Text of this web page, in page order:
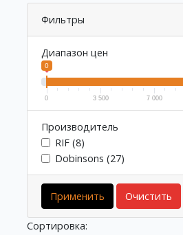
Фильтры
Диапазон цен
0
0 3 500 7 000
Производитель
RIF (8)
Dobinsons (27)
Применить Очистить
Сортировка: